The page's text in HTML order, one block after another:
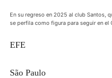
En su regreso en 2025 al club Santos,
se perfila como figura para seguir en el
EFE
São Paulo